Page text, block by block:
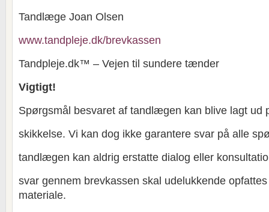
Tandlæge Joan Olsen
www.tandpleje.dk/brevkassen
Tandpleje.dk™ – Vejen til sundere tænder
Vigtigt!
Spørgsmål besvaret af tandlægen kan blive lagt ud
skikkelse. Vi kan dog ikke garantere svar på alle
tandlægen kan aldrig erstatte dialog eller
svar gennem brevkassen skal udelukkende
materiale.